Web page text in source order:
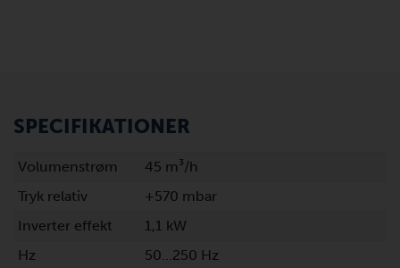
SPECIFIKATIONER
Volumenstrøm
45 m³/h
Tryk relativ
+570 mbar
Inverter effekt
1,1 kW
Hz
50…250 Hz